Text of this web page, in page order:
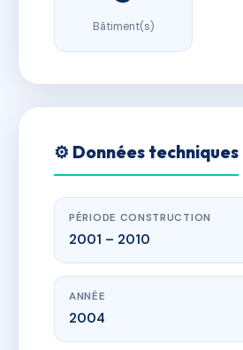
Bâtiment(s)
⚙️ Données techniques
PÉRIODE CONSTRUCTION
2001 – 2010
ANNÉE
2004